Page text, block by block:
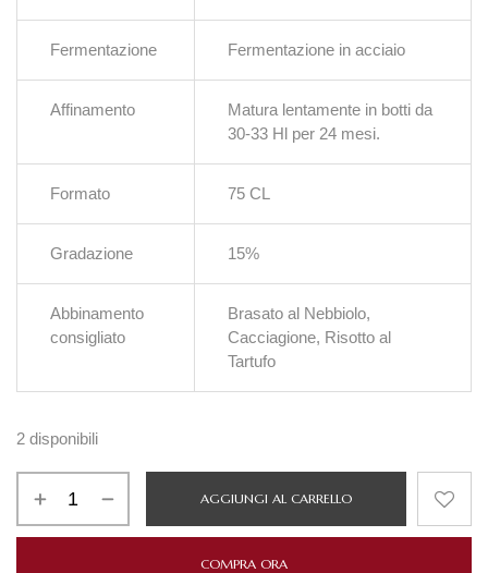
Fermentazione Fermentazione in acciaio
Affinamento
Matura lentamente in botti da
30-33 Hl per 24 mesi.
Formato 75 CL
Gradazione 15%
Abbinamento
consigliato
Brasato al Nebbiolo,
Cacciagione, Risotto al
Tartufo
2 disponibili
AGGIUNGI AL CARRELLO
COMPRA ORA